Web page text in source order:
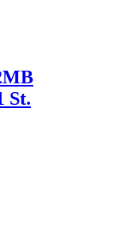
St.